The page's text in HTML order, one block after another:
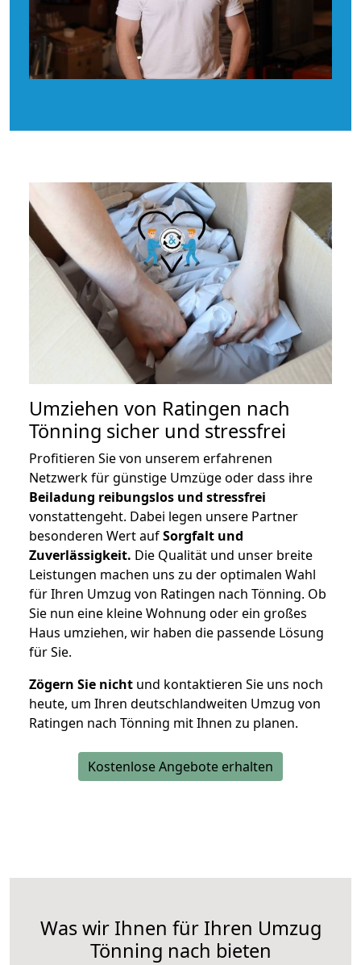
Umziehen von Ratingen nach
Tönning sicher und stressfrei
Profitieren Sie von unserem erfahrenen
Netzwerk für günstige Umzüge oder dass ihre
Beiladung reibungslos und stressfrei
vonstattengeht. Dabei legen unsere Partner
besonderen Wert aufSorgfalt und
Zuverlässigkeit. Die Qualität und unser breite
Leistungen machen uns zu der optimalen Wahl
für Ihren Umzug von Ratingen nach Tönning. Ob
Sie nun eine kleine Wohnung oder ein großes
Haus umziehen, wir haben die passende Lösung
für Sie.
Zögern Sie nicht und kontaktieren Sie uns noch
heute, um Ihren deutschlandweiten Umzug von
Ratingen nach Tönning mit Ihnen zu planen.
Kostenlose Angebote erhalten
Was wir Ihnen für Ihren Umzug
Tönning nach bieten